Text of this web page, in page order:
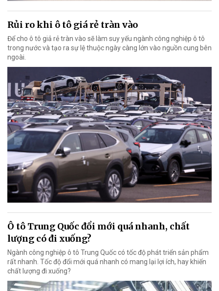
Rủi ro khi ô tô giá rẻ tràn vào
Để cho ô tô giả rẻ tràn vào sẽ làm suy yếu ngành công nghiệp ô tô
trong nước và tạo ra sự lệ thuộc ngày càng lớn vào nguồn cung bên
ngoài.
Ô tô Trung Quốc đổi mới quá nhanh, chất
lượng có đi xuống?
Ngành công nghiệp ô tô Trung Quốc có tốc độ phát triển sản phẩm
rất nhanh. Tốc độ đổi mới quá nhanh có mang lại lợi ích, hay khiến
chất lượng đi xuống?